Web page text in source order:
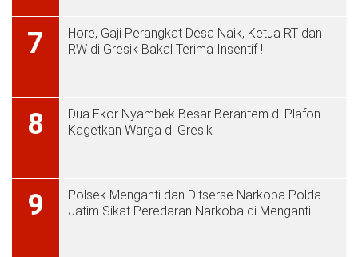
7
Hore, Gaji Perangkat Desa Naik, Ketua RT dan
RW di Gresik Bakal Terima Insentif !
8
Dua Ekor Nyambek Besar Berantem di Plafon
Kagetkan Warga di Gresik
9
Polsek Menganti dan Ditserse Narkoba Polda
Jatim Sikat Peredaran Narkoba di Menganti